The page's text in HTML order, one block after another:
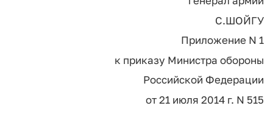
С.ШОЙГУ
Приложение N 1
к приказу Министра обороны
Российской Федерации
от 21 июля 2014 г. N 515